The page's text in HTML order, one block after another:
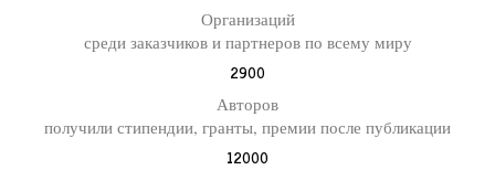
Организаций
среди заказчиков и партнеров по всему миру
2900
Авторов
получили стипендии, гранты, премии после публикации
12000